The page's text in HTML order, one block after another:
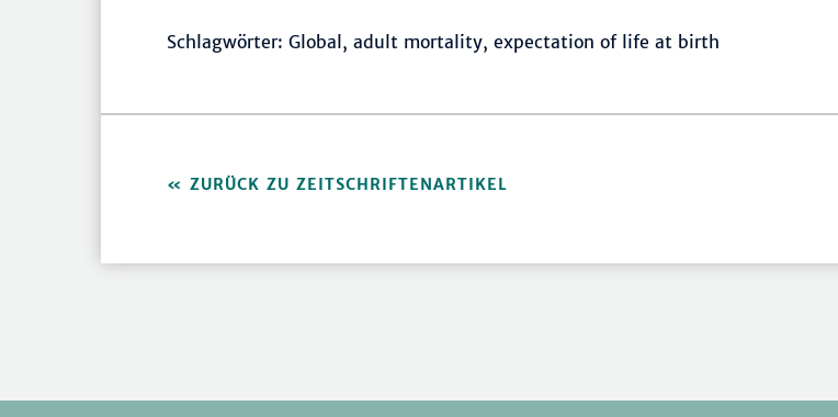
Schlagwörter: Global, adult mortality, expectation of life at birth
ZURÜCK ZU ZEITSCHRIFTENARTIKEL